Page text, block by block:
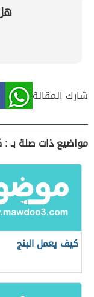
شارك المقالة
مواضيع ذات صلة بـ
كيف يعمل البنج